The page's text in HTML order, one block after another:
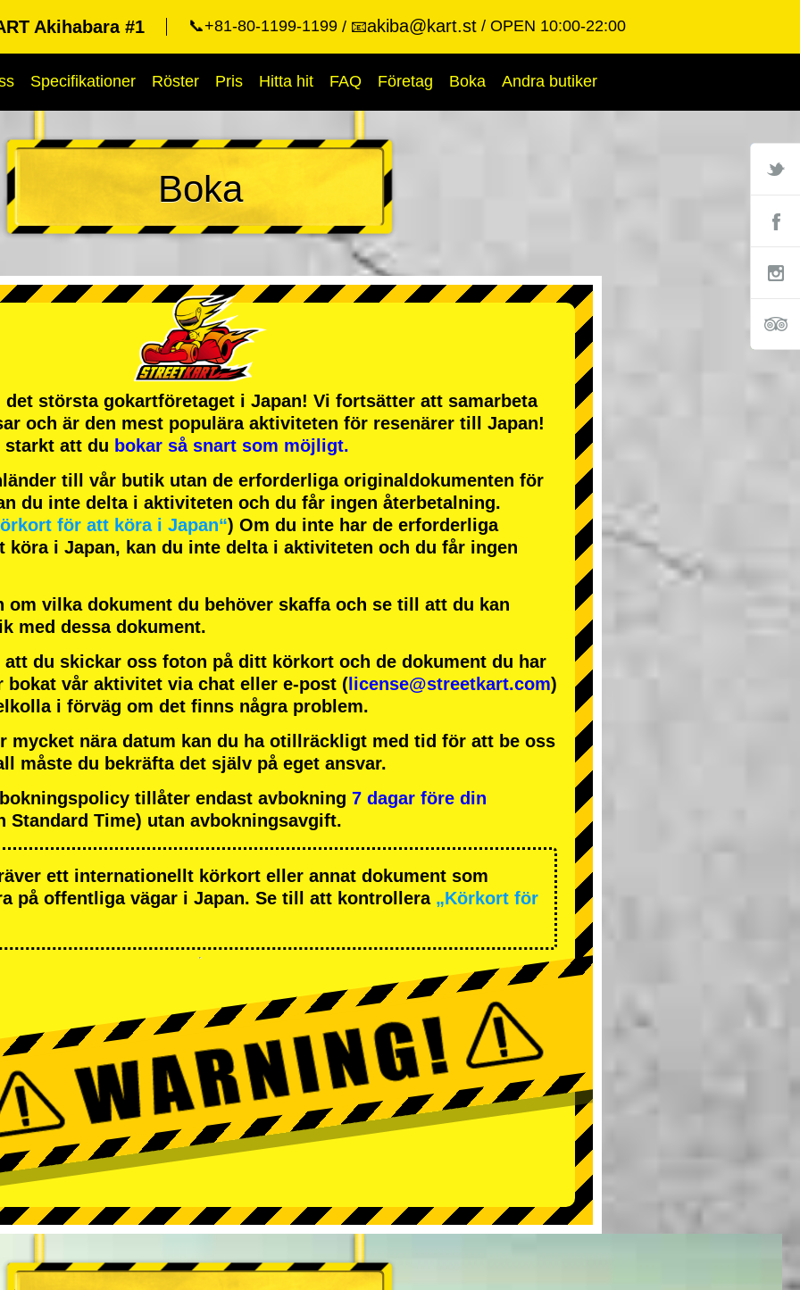
Akihabara #1 📞+81-80-1199-1199 📧akiba@kart.st OPEN 10:00-22:00
Specifikationer Röster Pris Hitta hit FAQ Företag Boka Andra butiker
Boka
det största gokartföretaget i Japan! Vi fortsätter att samarbeta
och är den mest populära aktiviteten för resenärer till Japan!
starkt att du bokar så snart som möjligt.
till vår butik utan de erforderliga originaldokumenten för
du inte delta i aktiviteten och du får ingen återbetalning.
för att köra i Japan“) Om du inte har de erforderliga
köra i Japan, kan du inte delta i aktiviteten och du får ingen
om vilka dokument du behöver skaffa och se till att du kan
med dessa dokument.
att du skickar oss foton på ditt körkort och de dokument du har
bokat vår aktivitet via chat eller e-post ( license@streetkart.com)
i förväg om det finns några problem.
mycket nära datum kan du ha otillräckligt med tid för att be oss
måste du bekräfta det själv på eget ansvar.
tillåter endast avbokning 7 dagar före din
Standard Time) utan avbokningsavgift.
ett internationellt körkort eller annat dokument som
på offentliga vägar i Japan. Se till att kontrollera „Körkort för